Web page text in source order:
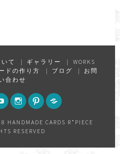
て ギャラリー
WORKS
ドの作り方
ブログ
お問
合わせ
HANDMADE CARDS R*PIECE
RESERVED